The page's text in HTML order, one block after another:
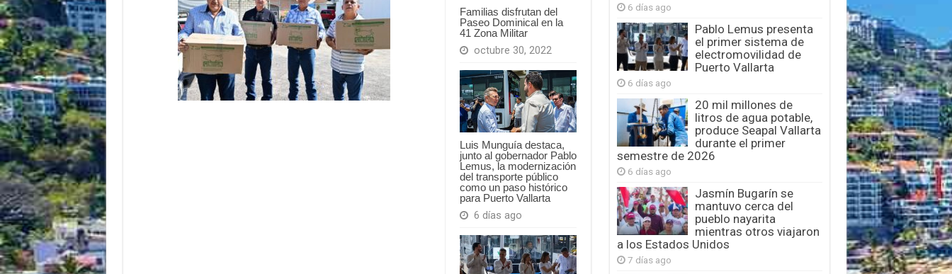
Familias disfrutan del
Paseo Dominical en la
41 Zona Militar
octubre 30, 2022
Luis Munguía destaca,
junto al gobernador Pablo
Lemus, la modernización
del transporte público
como un paso histórico
para Puerto Vallarta
6 días ago
6 días ago
Pablo Lemus presenta
el primer sistema de
electromovilidad de
Puerto Vallarta
6 días ago
20 mil millones de
litros de agua potable,
produce Seapal Vallarta
durante el primer
semestre de 2026
6 días ago
Jasmín Bugarín se
mantuvo cerca del
pueblo nayarita
mientras otros viajaron
a los Estados Unidos
7 días ago